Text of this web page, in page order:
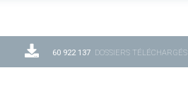
60 922 137 DOSSIERS TÉLÉCHARGÉS